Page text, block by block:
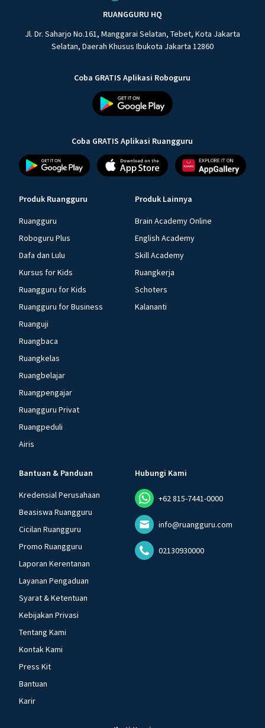
RUANGGURU HQ
Jl. Dr. Saharjo No.161, Manggarai Selatan, Tebet, Kota Jakarta
Selatan, Daerah Khusus Ibukota Jakarta 12860
Coba GRATIS Aplikasi Roboguru
Coba GRATIS Aplikasi Ruangguru
Produk Ruangguru
Ruangguru
Roboguru Plus
Dafa dan Lulu
Kursus for Kids
Ruangguru for Kids
Ruangguru for Business
Ruanguji
Ruangbaca
Ruangkelas
Ruangbelajar
Ruangpengajar
Ruangguru Privat
Ruangpeduli
Airis
Produk Lainnya
Brain Academy Online
English Academy
Skill Academy
Ruangkerja
Schoters
Kalananti
Bantuan & Panduan
Kredensial Perusahaan
Beasiswa Ruangguru
Cicilan Ruangguru
Promo Ruangguru
Laporan Kerentanan
Layanan Pengaduan
Syarat & Ketentuan
Kebijakan Privasi
Tentang Kami
Kontak Kami
Press Kit
Bantuan
Karir
Hubungi Kami
+62 815-7441-0000
info@ruangguru.com
02130930000